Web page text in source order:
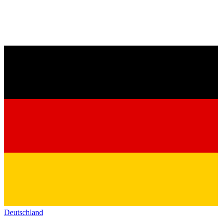
Deutschland